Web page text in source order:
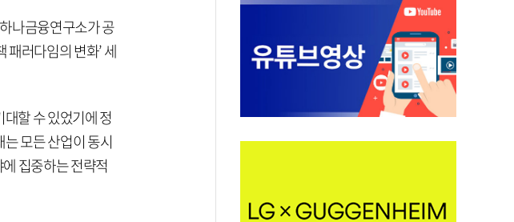
나금융연구소가 공
패러다임의 변화’ 세
할 수 있었기에 정
모든 산업이 동시
집중하는 전략적